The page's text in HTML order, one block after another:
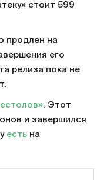
стоит 599
продлен на
его
релиза пока не
. Этот
и завершился
есть на